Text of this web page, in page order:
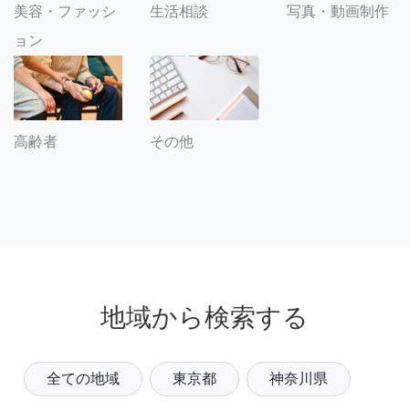
美容・ファッシ
ョン
生活相談 写真・動画制作
高齢者 その他
地域から検索する
全ての地域 東京都 神奈川県